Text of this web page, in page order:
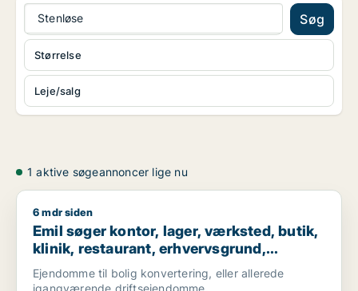
Stenløse Søg
Leje/salg
Størrelse
1 aktive søgeannoncer lige nu
Emil søger kontor, lager, værksted, butik, klinik,
6 mdr siden
Emil søger kontor, lager, værksted, butik,
klinik, restaurant, erhvervsgrund,
boligudlejningsejendom, hotel,
produktionslokaler eller garage til salg i
Ejendomme til bolig konvertering, eller allerede
igangværende driftsejendomme.